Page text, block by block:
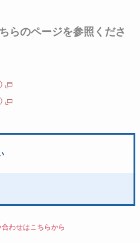
らのページを参照くださ
合わせはこちらから